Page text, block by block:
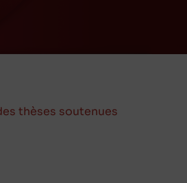
thèses soutenues